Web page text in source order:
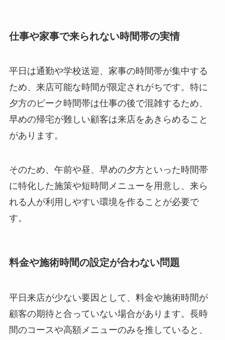
仕事や家事で来られない時間帯の実情
平日は通勤や学校送迎、家事の時間帯が集中する
ため、来店可能な時間が限定されがちです。特に
夕方のピーク時間帯は仕事の後で混雑するため、
早めの帰宅が難しい顧客は来店をあきらめること
があります。
そのため、午前や昼、早めの夕方といった時間帯
に特化した施策や短時間メニューを用意し、来ら
れる人が利用しやすい環境を作ることが必要で
す。
料金や施術時間の設定が合わない問題
平日来店が少ない要因として、料金や施術時間が
顧客の期待と合っていない場合があります。長時
間のコースや高額メニューのみを推していると、